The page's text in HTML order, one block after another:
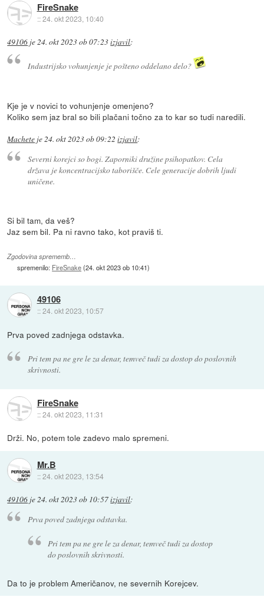
FireSnake
::24. okt 2023, 10:40
49106 je24. okt 2023 ob 07:23izjavil:
Industrijsko vohunjenje je pošteno oddelano delo?
Kje je v novici to vohunjenje omenjeno?
Koliko sem jaz bral so bili plačani točno za to kar so tudi naredili.
Machete je24. okt 2023 ob 09:22 izjavil:
Severni korejci so bogi. Zaporniki družine psihopatkov. Cela
država je koncentracijsko taborišče. Cele generacije dobrih ljudi
uničene.
Si bil tam, da veš?
Jaz sem bil. Pa ni ravno tako, kot praviš ti.
Zgodovina sprememb…
spremenilo: FireSnake(24. okt 2023 ob 10:41)
49106
::24. okt 2023, 10:57
Prva poved zadnjega odstavka.
Pri tem pa ne gre le za denar, temveč tudi za dostop do poslovnih
skrivnosti.
FireSnake
::24. okt 2023, 11:31
Drži. No, potem tole zadevo malo spremeni.
Mr.B
::24. okt 2023, 13:54
49106 je24. okt 2023 ob 10:57izjavil:
Prva poved zadnjega odstavka.
Pri tem pa ne gre le za denar, temveč tudi za dostop
do poslovnih skrivnosti.
Da to je problem Američanov, ne severnih Korejcev.